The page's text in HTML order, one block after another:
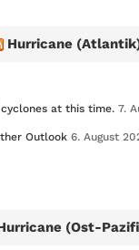
Hurricane
at this time. 7.
Outlook 6. August
(Ost-